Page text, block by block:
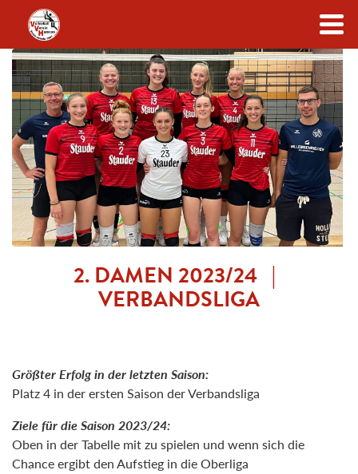
Zum Inhalt
2. DAMEN 2023/24 |
VERBANDSLIGA
Größter Erfolg in der letzten Saison:
Platz 4 in der ersten Saison der Verbandsliga
Ziele für die Saison 2023/24:
Oben in der Tabelle mit zu spielen und wenn sich die
Chance ergibt den Aufstieg in die Oberliga